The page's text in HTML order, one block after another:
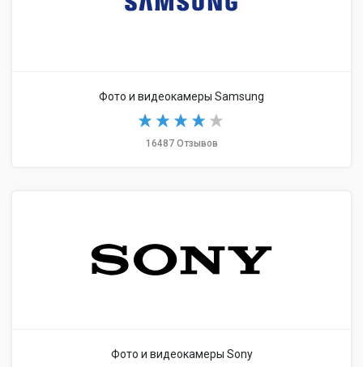
Фото и видеокамеры Samsung
16487 Отзывов
Фото и видеокамеры Sony